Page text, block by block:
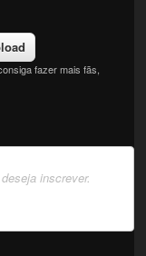
fazer mais fãs,
inscrever.